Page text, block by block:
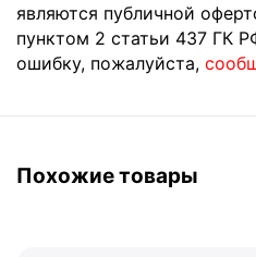
являются публичной
пунктом 2 статьи 437 ГК
ошибку, пожалуйста,
Похожие товары